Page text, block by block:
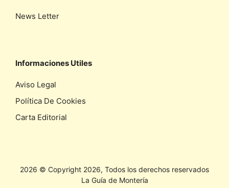
News Letter
Informaciones Utiles
Aviso Legal
Política De Cookies
Carta Editorial
2026 © Copyright 2026, Todos los derechos reservados
La Guía de Montería